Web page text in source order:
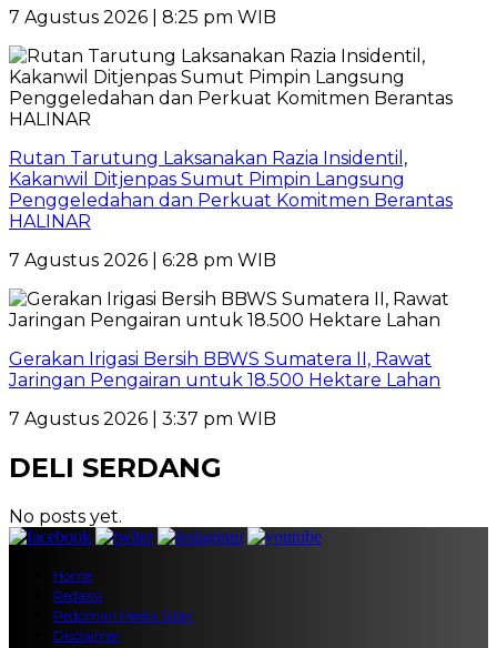
7 Agustus 2026 | 8:25 pm WIB
Rutan Tarutung Laksanakan Razia Insidentil,
Kakanwil Ditjenpas Sumut Pimpin Langsung
Penggeledahan dan Perkuat Komitmen Berantas
HALINAR
7 Agustus 2026 | 6:28 pm WIB
Gerakan Irigasi Bersih BBWS Sumatera II, Rawat
Jaringan Pengairan untuk 18.500 Hektare Lahan
7 Agustus 2026 | 3:37 pm WIB
DELI SERDANG
No posts yet.
Home
Redaksi
Pedoman Media Siber
Disclaimer